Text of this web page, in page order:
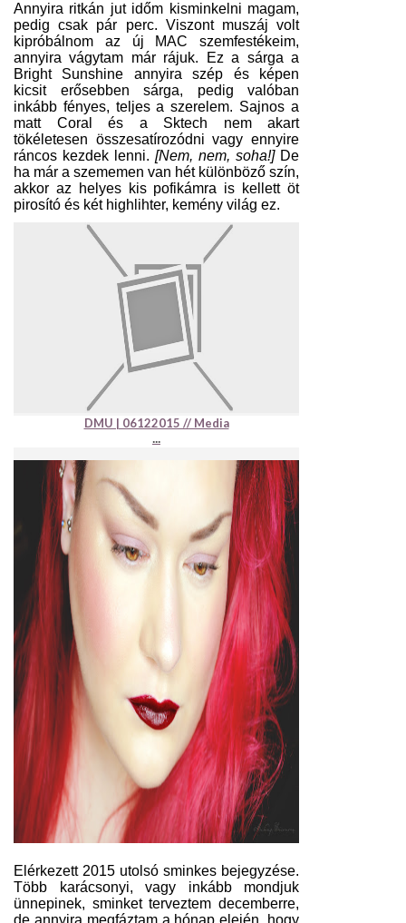
Annyira ritkán jut időm kisminkelni magam,
pedig csak pár perc. Viszont muszáj volt
kipróbálnom az új MAC szemfestékeim,
annyira vágytam már rájuk. Ez a sárga a
Bright Sunshine annyira szép és képen
kicsit erősebben sárga, pedig valóban
inkább fényes, teljes a szerelem. Sajnos a
matt Coral és a Sktech nem akart
tökéletesen összesatírozódni vagy ennyire
ráncos kezdek lenni. [Nem, nem, soha!]De
ha már a szememen van hét különböző szín,
akkor az helyes kis pofikámra is kellett öt
pirosító és két highlihter, kemény világ ez.
DMU | 06122015 // Media
...
Elérkezett 2015 utolsó sminkes bejegyzése.
Több karácsonyi, vagy inkább mondjuk
ünnepinek, sminket terveztem decemberre,
de annyira megfáztam a hónap elején, hogy